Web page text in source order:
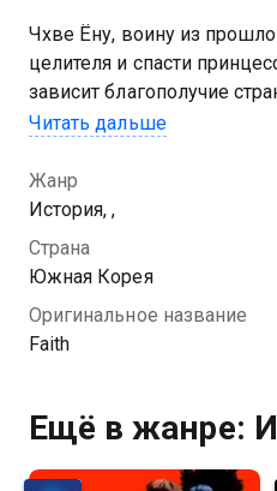
Чхве Ёну, воину из
целителя и спасти
зависит благополучие
его мнению, окажется
прошлое
Посмотреть онлайн 1
можете совершенно
качестве на Казахтелеком
Читать дальше
Жанр
История, ,
Страна
Южная Корея
Оригинальное название
Faith
Ещё в жанре: